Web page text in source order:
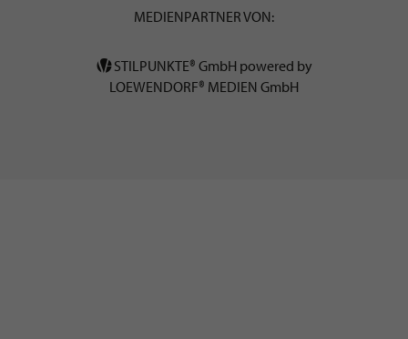
MEDIENPARTNER VON:
STILPUNKTE® GmbH powered by
LOEWENDORF® MEDIEN GmbH